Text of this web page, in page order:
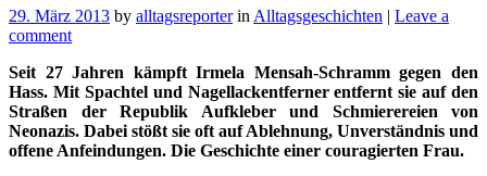
29. März 2013 by alltagsreporterin Alltagsgeschichten | Leave a
comment
Seit 27 Jahren kämpft Irmela Mensah-Schramm gegen den
Hass. Mit Spachtel und Nagellackentferner entfernt sie auf den
Straßen der Republik Aufkleber und Schmierereien von
Neonazis. Dabei stößt sie oft auf Ablehnung, Unverständnis und
offene Anfeindungen. Die Geschichte einer couragierten Frau.